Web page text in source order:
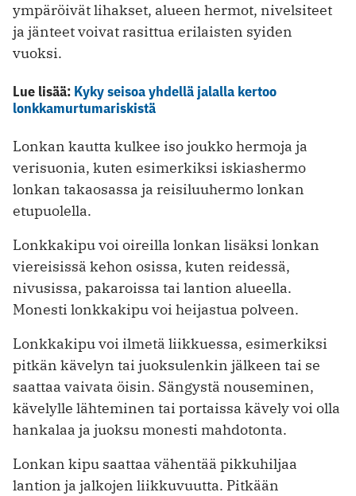
ympäröivät lihakset, alueen hermot, nivelsiteet
ja jänteet voivat rasittua erilaisten syiden
vuoksi.
Lue lisää: Kyky seisoa yhdellä jalalla kertoo
lonkkamurtumariskistä
Lonkan kautta ku lkee iso joukko hermoja ja
verisuonia, kuten esimerkiksi iskiashermo
lonkan takaosassa ja reisiluuhermo lonkan
etupuolella.
Lonkkakipu voi oireilla lonkan lisäksi lonkan
viereisissä kehon osissa, kuten reidessä,
nivusissa, pakaroissa tai lantion alueella.
Monesti lonkkakipu voi heijastua polveen.
Lonkkakipu voi ilmetä liikkuessa, esimerkiksi
pitkän kävelyn tai juoksulenkin jälkeen tai se
saattaa vaivata öisin. Sängystä nouseminen,
kävelylle lähteminen tai portaissa kävely voi olla
hankalaa ja juoksu monesti mahdotonta.
Lonkan kipu saattaa vähentää pikkuhiljaa
lantion ja jalkojen liikkuvuutta. Pitkään